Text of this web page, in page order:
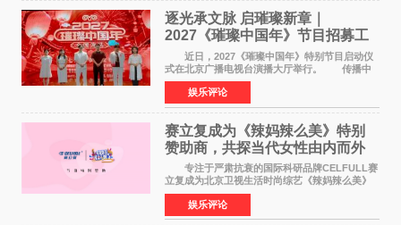
逐光承文脉 启璀璨新章｜
2027《璀璨中国年》节目招募工
作圆满启动
近日，2027《璀璨中国年》特别节目启动仪
式在北京广播电视台演播大厅举行。 传播中
华优秀传统文化，弘扬纯正国风艺术，打造高规
格、高质感、正能量的文艺盛典，是璀璨中国年
矢志不渝的初心
娱乐评论
赛立复成为《辣妈辣么美》特别
赞助商，共探当代女性由内而外
活力美
专注于严肃抗衰的国际科研品牌CELFULL赛
立复成为北京卫视生活时尚综艺《辣妈辣么美》
的特别赞助商,明星辣妈袁咏仪倾情参与，向广大
都市女性传递健康生活新主张，寄语当代女性在
家庭与自我之间
娱乐评论